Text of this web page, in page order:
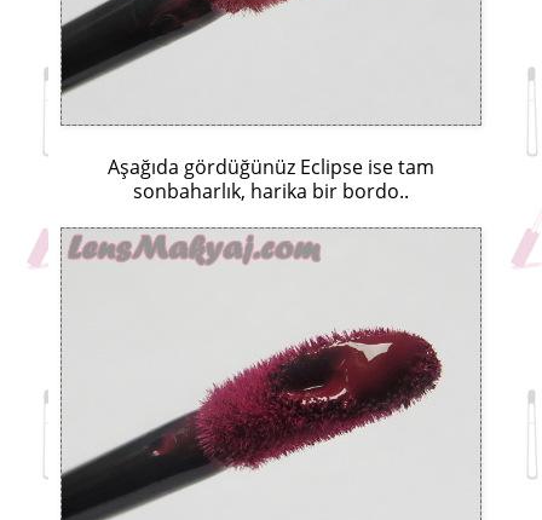
Aşağıda gördüğünüz Eclipse ise tam
sonbaharlık, harika bir bordo..